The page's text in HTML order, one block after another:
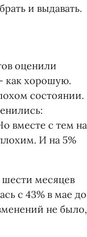
и выдавать.
оценили
как хорошую.
состоянии.
вместе с тем на
И на 5%
месяцев
с 43% в мае до
не было,